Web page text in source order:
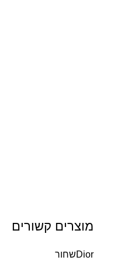
מוצרים קשורים
Diorשחור